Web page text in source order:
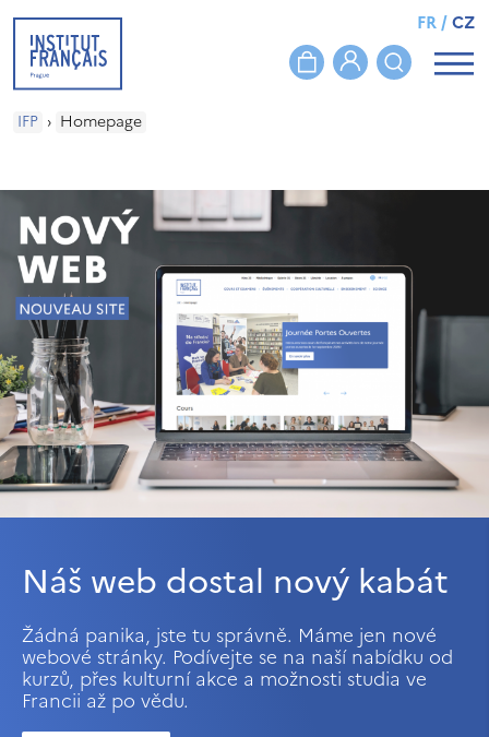
FR/CZ
IFP › Homepage
Náš web dostal nový kabát
Žádná panika, jste tu správně. Máme jen nové
webové stránky. Podívejte se na naší nabídku od
kurzů, přes kulturní akce a možnosti studia ve
Francii až po vědu.